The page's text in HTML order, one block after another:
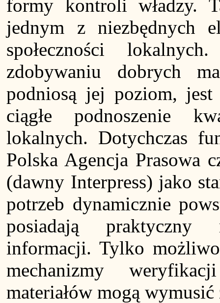
formy kontroli władzy.
jednym z niezbędnych
społeczności
zdobywaniu dobrych
podniosą jej poziom,
ciągłe podnoszenie
lokalnych. Dotychczas
Polska Agencja Prasowa
(dawny Interpress) jako
potrzeb dynamicznie
posiadają praktyczny
informacji. Tylko
mechanizmy
materiałów mogą